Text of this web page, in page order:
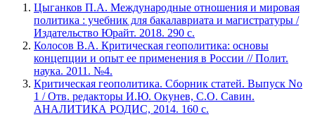
Цыганков П.А. Международные отношения и мировая
политика : учебник для бакалавриата и магистратуры /
Издательство Юрайт. 2018. 290 с.
Колосов В.А. Критическая геополитика: основы
концепции и опыт ее применения в России // Полит.
наука. 2011. №4.
Критическая геополитика. Сборник статей. Выпуск No
1 / Отв. редакторы И.Ю. Окунев, С.О. Савин.
АНАЛИТИКА РОДИС, 2014. 160 с.